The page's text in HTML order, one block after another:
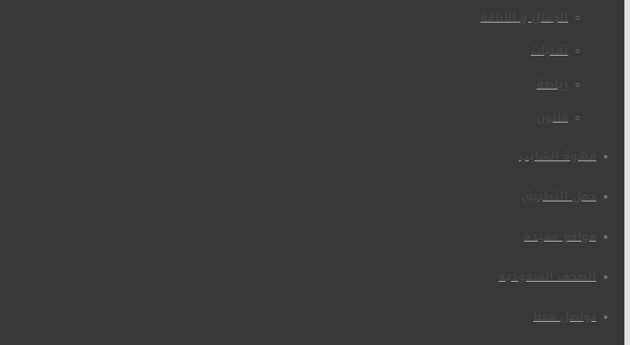
الجمال و الأناقة
تقنيات
رياضة
قانون
قهوة الشايب
حمل التطبيق
مواقع مفيدة
الصحف السعودية
تواصل معنا